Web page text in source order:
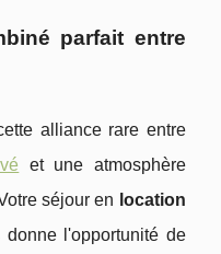
parfait entre
alliance rare entre
et une atmosphère
séjour en location
l'opportunité de